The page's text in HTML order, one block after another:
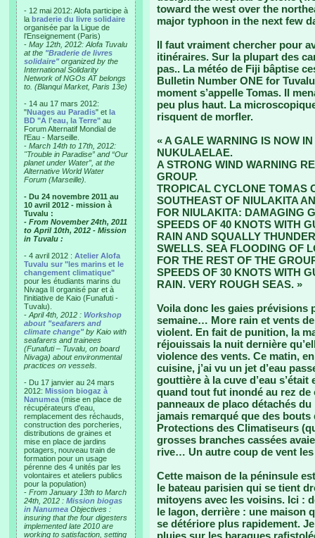
- 12 mai 2012: Alofa participe à
la braderie du livre solidaire
organisée par la Ligue de
l'Enseignement (Paris)
- May 12th, 2012: Alofa Tuvalu
at the "Braderie de livres
solidaire"organized by the
International Solidarity
Network of NGOs AT belongs
to. (Blanqui Market, Paris 13e)
- 14 au 17 mars 2012:
"Nuages au Paradis" et la
BD "A l'eau, la Terre" au
Forum Alternatif Mondial de
l'Eau - Marseille.
- March 14th to 17th, 2012:
"Trouble in Paradise” and “Our
planet under Water”, at the
Alternative World Water
Forum (Marseille).
- Du 24 novembre 2011 au
10 avril 2012 - mission à
Tuvalu :
- From November 24th, 2011
to April 10th, 2012 - Mission
in Tuvalu :
- 4 avril 2012 : Atelier Alofa
Tuvalu sur "les marins et le
changement climatique"
pour les étudiants marins du
Nivaga II organisé par et à
l'initiative de Kaio (Funafuti -
Tuvalu).
- April 4th, 2012 : Workshop
about "seafarers and
climate change"by Kaio with
seafarers and trainees
(Funafuti – Tuvalu, on board
Nivaga) about environmental
practices on vessels.
- Du 17 janvier au 24 mars
2012: Mission biogaz à
Nanumea (mise en place de
récupérateurs d'eau,
remplacement des réchauds,
construction des porcheries,
distributions de graines et
mise en place de jardins
potagers, nouveau train de
formation pour un usage
pérenne des 4 unités par les
volontaires et ateliers publics
pour la population)
- From January 13th to March
24th, 2012 : Mission biogas
in Nanumea Objectives :
insuring that the four digesters
implemented late 2010 are
working to satisfaction, setting
toward the west over the
major typhoon in the next few
Il faut vraiment chercher pour
itinéraires. Sur la plupart des
pas.. La météo de Fiji bâptise
Bulletin Number ONE for
moment s’appelle Tomas. Il
peu plus haut. La
risquent de morfler.
« A GALE WARNING IS NOW
NUKULAELAE.
A STRONG WIND WARNING
GROUP.
TROPICAL CYCLONE TOMAS
SOUTHEAST OF NIULAKITA
FOR NIULAKITA: DAMAGING
SPEEDS OF 40 KNOTS WITH
RAIN AND SQUALLY
SWELLS. SEA FLOODING OF
FOR THE REST OF THE
SPEEDS OF 30 KNOTS WITH
RAIN. VERY ROUGH SEAS. »
Voila donc les gaies prévisions
semaine… More rain et vents
violent. En fait de punition, la
réjouissais la nuit dernière
violence des vents. Ce matin,
cuisine, j’ai vu un jet d’eau
gouttière à la cuve d’eau
quand tout fut inondé au rez
panneaux de placo détachés
jamais remarqué que des
Protections des Climatiseurs
grosses branches cassées
rive… Un autre coup de vent
Cette maison de la péninsule
le bateau parisien qui se tient
mitoyens avec les voisins. Ici :
le lagon, derrière : une maison
se détériore plus rapidement.
pluies sur les baraques